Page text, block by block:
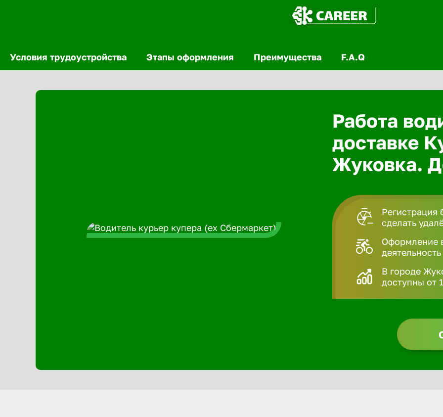
Условия трудоустройства Этапы оформления Преимущества F.A.Q
Работа
доставке
Жуковка.
Регистрация
сделать
Оформление
В городе
доступны от